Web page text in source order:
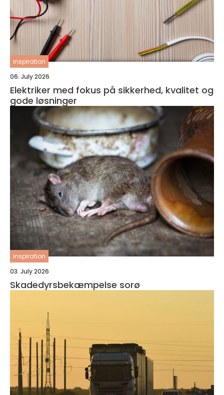
inspiration
06. July 2026
Elektriker med fokus på sikkerhed, kvalitet og
gode løsninger
inspiration
03. July 2026
Skadedyrsbekæmpelse sorø